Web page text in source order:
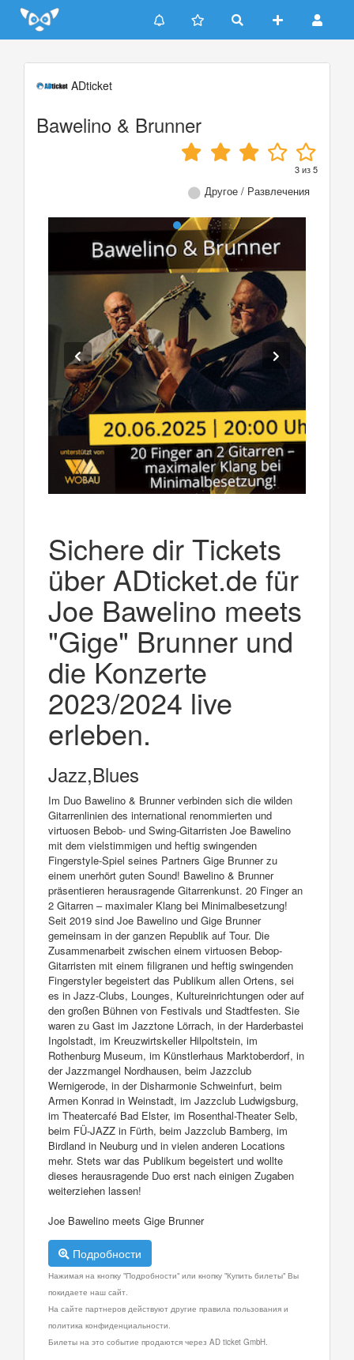
Update cookies preferences
ADticket
Bawelino & Brunner
3из5
Другое / Развлечения
Sichere dir Tickets
über ADticket.de für
Joe Bawelino meets
"Gige" Brunner und
die Konzerte
2023/2024 live
erleben.
Jazz,Blues
Im Duo Bawelino & Brunner verbinden sich die wilden
Gitarrenlinien des international renommierten und
virtuosen Bebob- und Swing-Gitarristen Joe Bawelino
mit dem vielstimmigen und heftig swingenden
Fingerstyle-Spiel seines Partners Gige Brunner zu
einem unerhört guten Sound! Bawelino & Brunner
präsentieren herausragende Gitarrenkunst. 20 Finger an
2 Gitarren – maximaler Klang bei Minimalbesetzung!
Seit 2019 sind Joe Bawelino und Gige Brunner
gemeinsam in der ganzen Republik auf Tour. Die
Zusammenarbeit zwischen einem virtuosen Bebop-
Gitarristen mit einem filigranen und heftig swingenden
Fingerstyler begeistert das Publikum allen Ortens, sei
es in Jazz-Clubs, Lounges, Kultureinrichtungen oder auf
den großen Bühnen von Festivals und Stadtfesten. Sie
waren zu Gast im Jazztone Lörrach, in der Harderbastei
Ingolstadt, im Kreuzwirtskeller Hilpoltstein, im
Rothenburg Museum, im Künstlerhaus Marktoberdorf, in
der Jazzmangel Nordhausen, beim Jazzclub
Wernigerode, in der Disharmonie Schweinfurt, beim
Armen Konrad in Weinstadt, im Jazzclub Ludwigsburg,
im Theatercafé Bad Elster, im Rosenthal-Theater Selb,
beim FÜ-JAZZ in Fürth, beim Jazzclub Bamberg, im
Birdland in Neuburg und in vielen anderen Locations
mehr. Stets war das Publikum begeistert und wollte
dieses herausragende Duo erst nach einigen Zugaben
weiterziehen lassen!
Joe Bawelino meets Gige Brunner
Подробности
Нажимая на кнопку "Подробности" или кнопку "Купить билеты" Вы
покидаете наш сайт.
На сайте партнеров действуют другие правила пользования и
политика конфиденциальности.
Билеты на это событие продаются через AD ticket GmbH.